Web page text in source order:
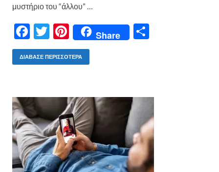
μυστήριο του “άλλου” …
F
ac
e
o
o
k
T
w
itt
Pi
nt
er
t
Share
σ
τε
ίτ
ε
ΔΙΆΒΑΣΕ ΠΕΡΙΣΣΌΤΕΡΑ